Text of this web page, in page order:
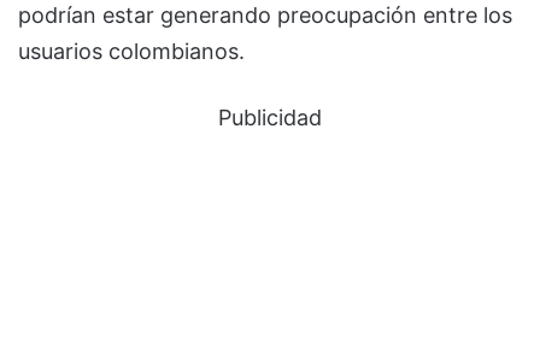
podrían estar generando preocupación entre los
usuarios colombianos.
Publicidad